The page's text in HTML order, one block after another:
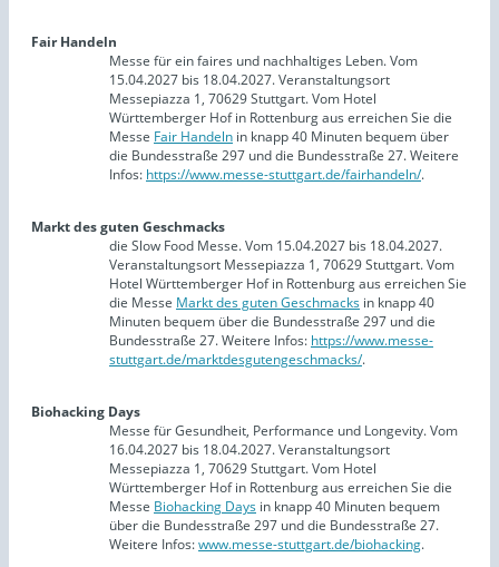
Fair Handeln
Messe für ein faires und nachhaltiges Leben. Vom
15.04.2027 bis 18.04.2027. Veranstaltungsort
Messepiazza 1, 70629 Stuttgart. Vom Hotel
Württemberger Hof in Rottenburg aus erreichen Sie die
Messe Fair Handeln in knapp 40 Minuten bequem über
die Bundesstraße 297 und die Bundesstraße 27. Weitere
Infos: https://www.messe-stuttgart.de/fairhandeln/.
Markt des guten Geschmacks
die Slow Food Messe. Vom 15.04.2027 bis 18.04.2027.
Veranstaltungsort Messepiazza 1, 70629 Stuttgart. Vom
Hotel Württemberger Hof in Rottenburg aus erreichen Sie
die Messe Markt des guten Geschmacks in knapp 40
Minuten bequem über die Bundesstraße 297 und die
Bundesstraße 27. Weitere Infos: https://www.messe-
stuttgart.de/marktdesgutengeschmacks/.
Biohacking Days
Messe für Gesundheit, Performance und Longevity. Vom
16.04.2027 bis 18.04.2027. Veranstaltungsort
Messepiazza 1, 70629 Stuttgart. Vom Hotel
Württemberger Hof in Rottenburg aus erreichen Sie die
Messe Biohacking Days in knapp 40 Minuten bequem
über die Bundesstraße 297 und die Bundesstraße 27.
Weitere Infos:www.messe-stuttgart.de/biohacking.